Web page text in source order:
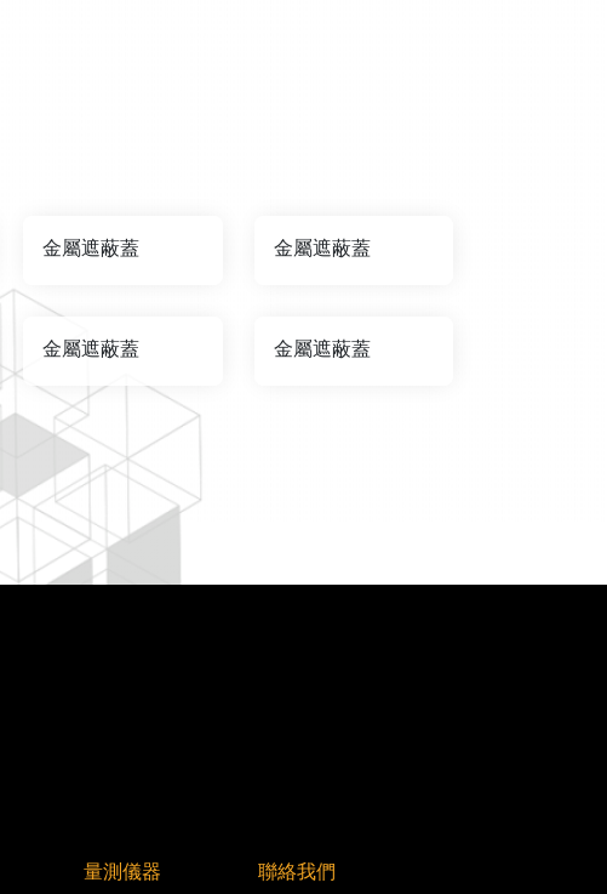
金屬遮蔽蓋 金屬遮蔽蓋
金屬遮蔽蓋 金屬遮蔽蓋
量測儀器 聯絡我們